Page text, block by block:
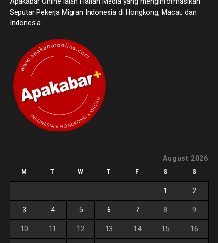
Seputar Pekerja Migran Indonesia di Hongkong, Macau dan
Indonesia
August 2026
M T W T F S S
1 2
3 4 5 6 7 8 9
10 11 12 13 14 15 16